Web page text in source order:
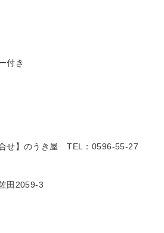
付き
合せ】のうき屋TEL：0596-55-27
田2059-3